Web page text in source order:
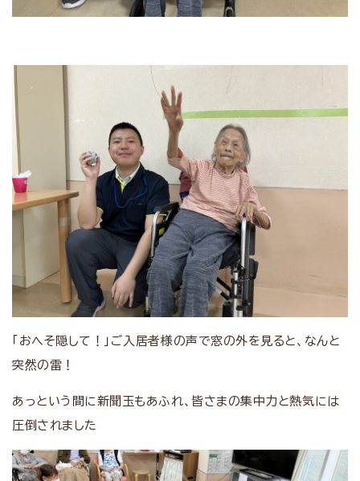
「おへそ隠して！」ご入居者様の声で窓の外を見ると、なんと
突然の雷！
あっという間に新聞玉もあふれ、皆さまの集中力と熱気には
圧倒されました